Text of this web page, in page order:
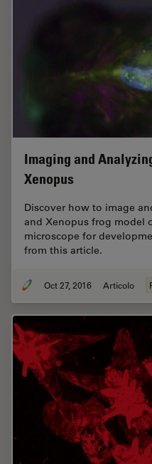
Imaging and
Xenopus
Discover how to image
and Xenopus frog model
microscope for
from this article.
Oct 27, 2016 Articolo